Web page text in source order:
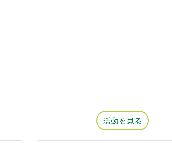
活動を見る